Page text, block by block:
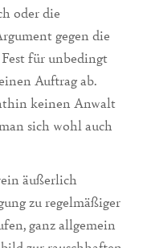
oder die
gegen die
für unbedingt
Auftrag ab.
keinen Anwalt
sich wohl auch
äußerlich
zu regelmäßiger
ganz allgemein